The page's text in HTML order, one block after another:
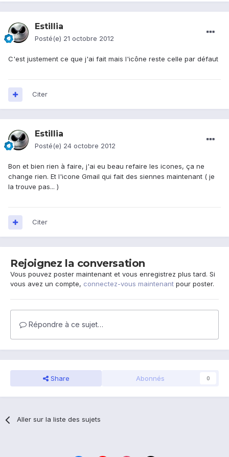
Estillia
Posté(e) 21 octobre 2012
C'est justement ce que j'ai fait mais l'icône reste celle par défaut
Citer
Estillia
Posté(e) 24 octobre 2012
Bon et bien rien à faire, j'ai eu beau refaire les icones, ça ne
change rien. Et l'icone Gmail qui fait des siennes maintenant ( je
la trouve pas... )
Citer
Rejoignez la conversation
Vous pouvez poster maintenant et vous enregistrez plus tard. Si
vous avez un compte, connectez-vous maintenant pour poster.
Répondre à ce sujet…
Share Abonnés 0
Aller sur la liste des sujets